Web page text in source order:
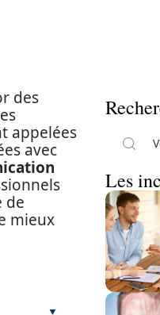
des
appelées
avec
de
mieux
Les